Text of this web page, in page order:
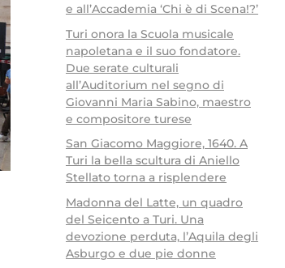
e all’Accademia ‘Chi è di Scena!?’
Turi onora la Scuola musicale
napoletana e il suo fondatore.
Due serate culturali
all’Auditorium nel segno di
Giovanni Maria Sabino, maestro
e compositore turese
San Giacomo Maggiore, 1640. A
Turi la bella scultura di Aniello
Stellato torna a risplendere
Madonna del Latte, un quadro
del Seicento a Turi. Una
devozione perduta, l’Aquila degli
Asburgo e due pie donne